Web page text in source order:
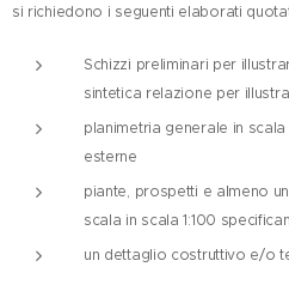
si richiedono i seguenti elaborati
Schizzi preliminari per
sintetica relazione per
planimetria generale in
esterne
piante, prospetti e almeno
scala in scala 1:100
un dettaglio costruttivo e/o